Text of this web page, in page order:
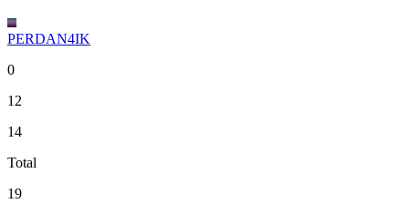
PERDAN4IK
0
12
14
Total
19